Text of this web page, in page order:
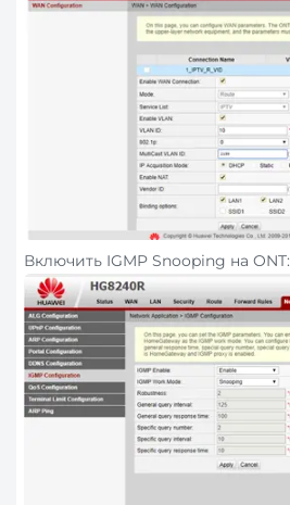
Включить IGMP Snooping на ONT: